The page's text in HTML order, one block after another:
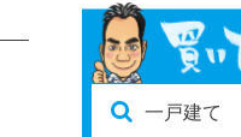
一戸建て